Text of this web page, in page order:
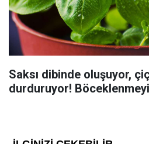
Saksı dibinde oluşuyor,
durduruyor!